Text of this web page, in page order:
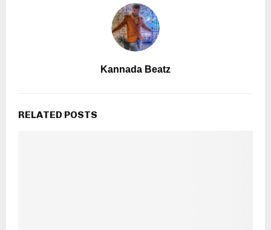
Kannada Beatz
RELATED POSTS